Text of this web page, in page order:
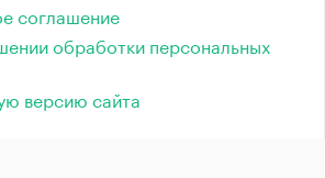
соглашение
обработки персональных
версию сайта